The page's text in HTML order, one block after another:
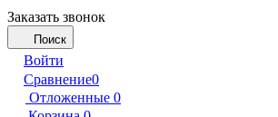
Заказать звонок
Поиск
Войти
Сравнение0
Отложенные 0